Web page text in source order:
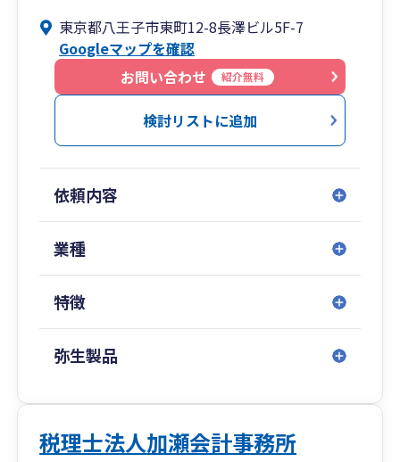
でのやり取りも可能です。
お客様が抱えている悩みや問題等をお気軽にお話
しください。税務・会計の面からアドバイスやサ
ポートをさせて頂きます。
東京都八王子市東町12-8長澤ビル5F-7
Googleマップを確認
お問い合わせ
紹介無料
検討リストに追加
依頼内容
業種
特徴
弥生製品
税理士法人加瀬会計事務所